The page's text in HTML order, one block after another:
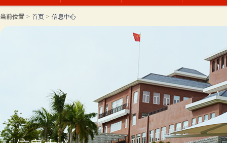
当前位置 > 首页 > 信息中心